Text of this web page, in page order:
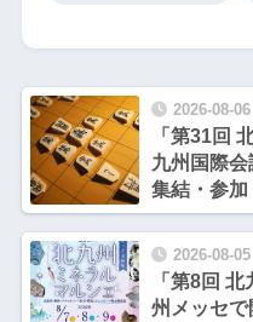
2026-08-06
「第31回
九州国際
集結・参
月17日・
2026-08-05
「第8回
州メッセで